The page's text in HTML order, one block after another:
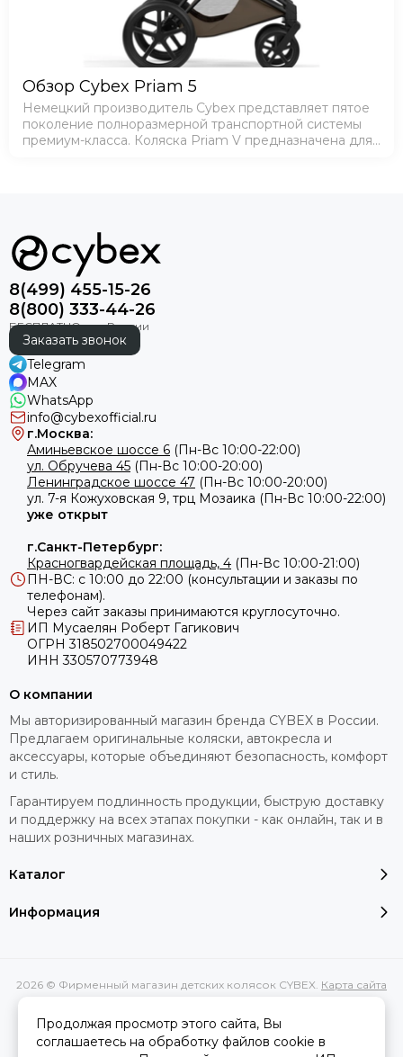
Обзор Cybex Priam 5
Немецкий производитель Cybex представляет пятое
поколение полноразмерной транспортной системы
премиум-класса. Коляска Priam V предназначена для
8(499) 455-15-26
8(800) 333-44-26
Заказать звонок
Telegram
MAX
WhatsApp
info@cybexofficial.ru
г.Москва:
Аминьевское шоссе 6 (Пн-Вс 10:00-22:00)
ул. Обручева 45 (Пн-Вс 10:00-20:00)
Ленинградское шоссе 47 (Пн-Вс 10:00-20:00)
ул. 7-я Кожуховская 9, трц Мозаика (Пн-Вс 10:00-22:00)
уже открыт
г.Санкт-Петербург:
Красногвардейская площадь, 4 (Пн-Вс 10:00-21:00)
ПН-ВС: с 10:00 до 22:00 (консультации и заказы по
телефонам).
Через сайт заказы принимаются круглосуточно.
ИП Мусаелян Роберт Гагикович
ОГРН 318502700049422
ИНН 330570773948
Каталог
Информация
О компании
Мы авторизированный магазин бренда CYBEX в России.
Предлагаем оригинальные коляски, автокресла и
аксессуары, которые объединяют безопасность, комфорт
и стиль.
Гарантируем подлинность продукции, быструю доставку
и поддержку на всех этапах покупки - как онлайн, так и в
наших розничных магазинах.
2026 © Фирменный магазин детских колясок CYBEX. Карта сайта
Продолжая просмотр этого сайта, Вы
соглашаетесь на обработку файлов cookie в